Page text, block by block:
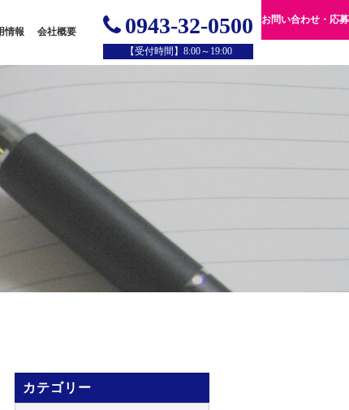
情報 会社概要 0943-32-0500
【受付時間】8:00～19:00
お問い合わせ・応募
カテゴリー